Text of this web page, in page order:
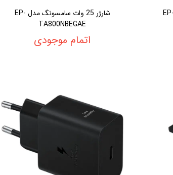
شارژر 25 وات سامسونگ مدل EP-
TA800NBEGAE
اتمام موجودی